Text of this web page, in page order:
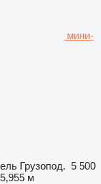
мини-
Грузопод. 5 500
5,955 м